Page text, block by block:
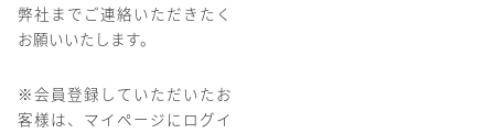
弊社までご連絡いただきたく
お願いいたします。
※会員登録していただいたお
客様は、マイページにログイ